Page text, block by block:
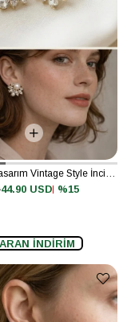
Retrobird Tasarım Vintage Style İnci - Altın Renkli Küpe
%15
44.90 USD
İNDİRİM